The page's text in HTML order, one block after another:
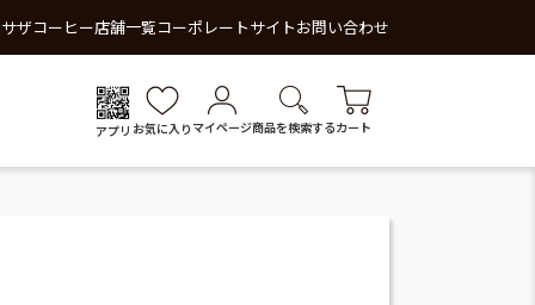
ザコーヒー店舗一覧コーポレートサイトお問い合わせ
アプリ お気に入り マイページ商品を検索するカート